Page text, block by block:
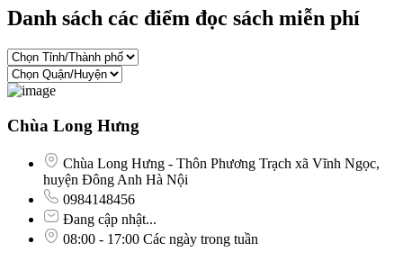
Danh sách các điểm đọc sách miễn phí
Chùa Long Hưng
Chùa Long Hưng - Thôn Phương Trạch xã Vĩnh Ngọc,
huyện Đông Anh Hà Nội
0984148456
Đang cập nhật...
08:00 - 17:00 Các ngày trong tuần